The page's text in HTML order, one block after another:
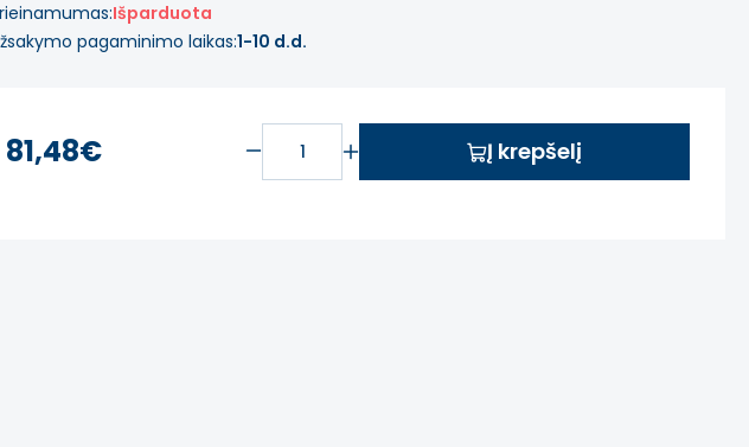
Išparduota
pagaminimo laikas:1-10 d.d.
81,48€ Į krepšelį